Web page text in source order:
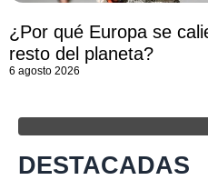
¿Por qué Europa se
resto del planeta?
6 agosto 2026
DESTACADAS